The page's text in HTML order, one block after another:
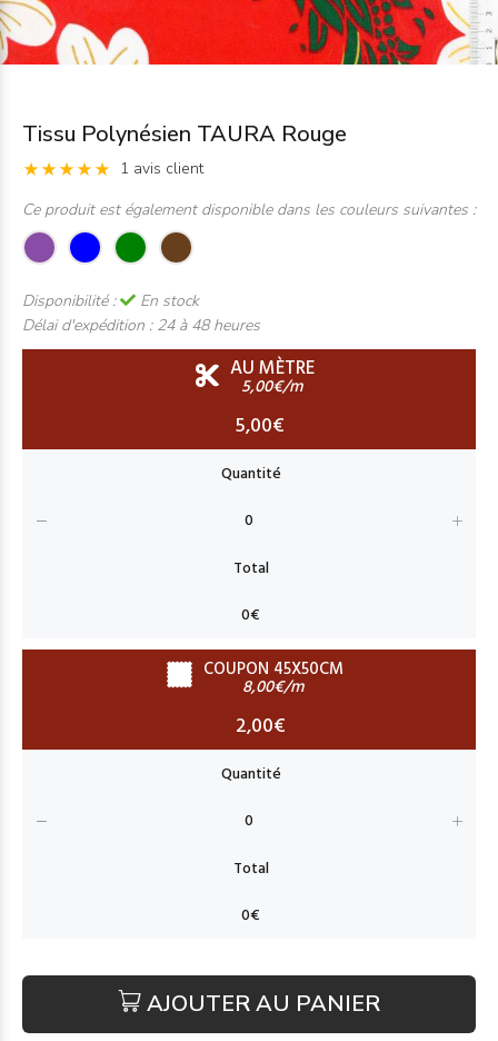
Tissu Polynésien TAURA Rouge
1 avis client
Ce produit est également disponible dans les couleurs suivantes :
Disponibilité :
En stock
Délai d'expédition : 24 à 48 heures
AU MÈTRE
5,00€/m
5,00€
COUPON 45X50CM
8,00€/m
2,00€
AJOUTER AU PANIER